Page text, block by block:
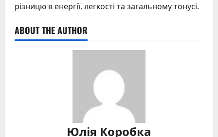
різницю в енергії, легкості та загальному тонусі.
ABOUT THE AUTHOR
Юлія Коробка